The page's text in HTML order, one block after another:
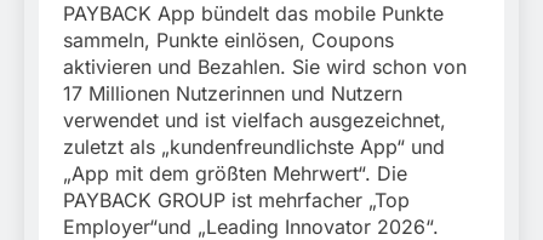
PAYBACK App bündelt das mobile Punkte
sammeln, Punkte einlösen, Coupons
aktivieren und Bezahlen. Sie wird schon von
17 Millionen Nutzerinnen und Nutzern
verwendet und ist vielfach ausgezeichnet,
zuletzt als „kundenfreundlichste App“ und
„App mit dem größten Mehrwert“. Die
PAYBACK GROUP ist mehrfacher „Top
Employer“und „Leading Innovator 2026“.